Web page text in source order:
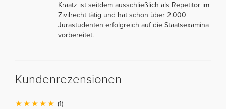
Kraatz ist seitdem ausschließlich als Repetitor im
Zivilrecht tätig und hat schon über 2.000
Jurastudenten erfolgreich auf die Staatsexamina
vorbereitet.
Kundenrezensionen
(1)